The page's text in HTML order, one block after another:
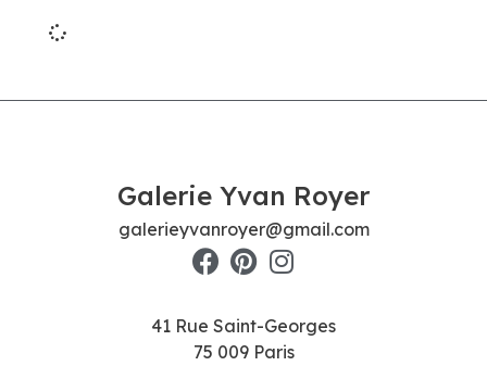
Galerie Yvan Royer
galerieyvanroyer@gmail.com
41 Rue Saint-Georges
75 009 Paris